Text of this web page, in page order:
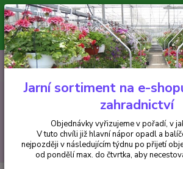
Minimální hodnota pro odeslání z e-
V tuto chvíli již hlavní nápor objednávek opadl
nejpozději v následujícím týdnu po přijetí
vyřizujeme v pořadí, v jakém
CZK
+420 602 223 614
Jarní sortiment na e-
zahradnictví
Objednávky vyřizujeme v pořadí, v
V tuto chvíli již hlavní nápor opadl a
nejpozději v následujícím týdnu po přijetí
od pondělí max. do čtvrtka, aby